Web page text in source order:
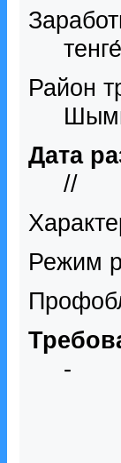
тенге́
Район
Дата
//
Режим
-